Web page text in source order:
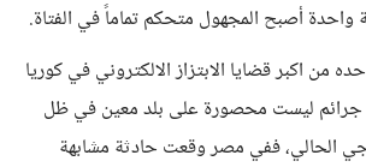
أصبح المجهول متحكم تماماً في الفتاة.
من اكبر قضايا الابتزاز الالكتروني في كوريا
جرائم ليست محصورة على بلد معين في ظل
الحالي، ففي مصر وقعت حادثة مشابهة